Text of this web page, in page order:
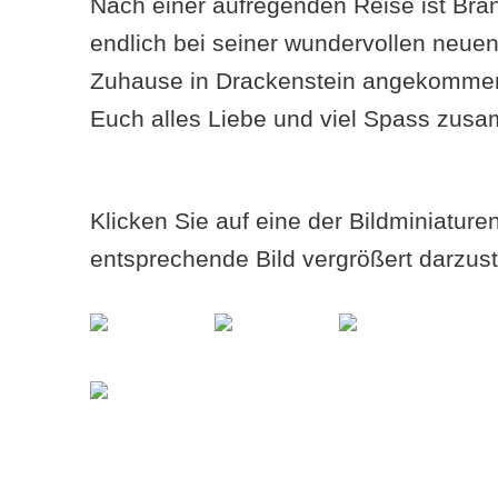
endlich bei seiner wundervollen
Zuhause in Drackenstein
Euch alles Liebe und viel Spass
Klicken Sie auf eine der
entsprechende Bild vergrößert